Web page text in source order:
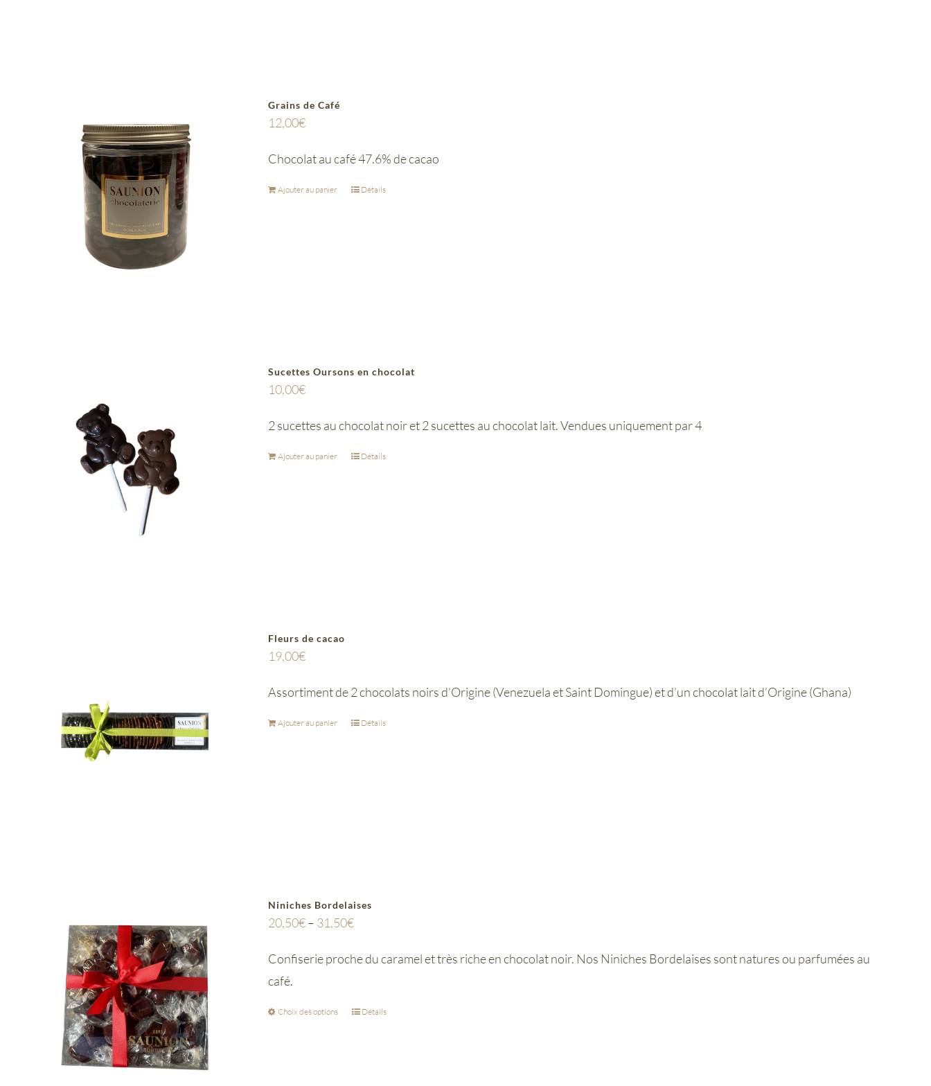
Grains de Café
12,00€
Chocolat au café 47.6% de cacao
Ajouter au panier Détails
Sucettes Oursons en chocolat
10,00€
2 sucettes au chocolat noir et 2 sucettes au chocolat lait. Vendues uniquement par 4
Ajouter au panier Détails
Fleurs de cacao
19,00€
Assortiment de 2 chocolats noirs d’Origine (Venezuela et Saint Domingue) et d’un chocolat lait d’Origine (Ghana)
Ajouter au panier Détails
Niniches Bordelaises
20,50€– 31,50€
Confiserie proche du caramel et très riche en chocolat noir. Nos Niniches Bordelaises sont natures ou parfumées au
café.
Choix des options Détails